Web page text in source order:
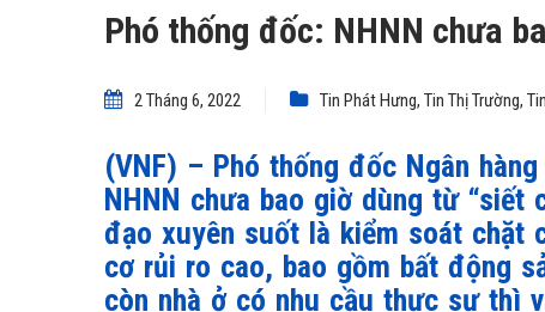
Phó thống đốc: NHNN chưa
2 Tháng 6, 2022 Tin Phát Hưng, Tin Thị Trường,
(VNF) – Phó thống đốc Ngân
NHNN chưa bao giờ dùng từ
đạo xuyên suốt là kiểm soát chặt
cơ rủi ro cao, bao gồm bất động
còn nhà ở có nhu cầu thực sự thì